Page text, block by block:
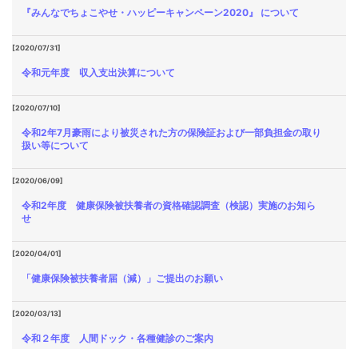
『みんなでちょこやせ・ハッピーキャンペーン2020』 について
[2020/07/31]
令和元年度 収入支出決算について
[2020/07/10]
令和2年7月豪雨により被災された方の保険証および一部負担金の取り
扱い等について
[2020/06/09]
令和2年度 健康保険被扶養者の資格確認調査（検認）実施のお知ら
せ
[2020/04/01]
「健康保険被扶養者届（減）」ご提出のお願い
[2020/03/13]
令和２年度 人間ドック・各種健診のご案内